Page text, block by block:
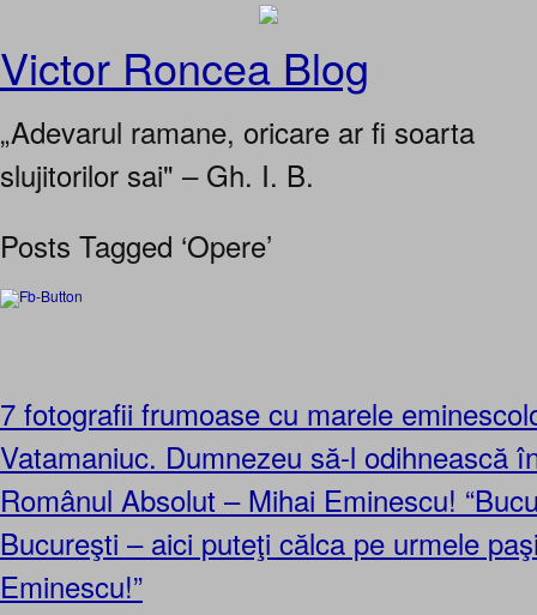
Victor Roncea Blog
„Adevarul ramane, oricare ar fi soarta
slujitorilor sai" – Gh. I. B.
Posts Tagged ‘Opere’
7 fotografii frumoase cu marele
Vatamaniuc. Dumnezeu să-l odihnească
Românul Absolut – Mihai Eminescu!
Bucureşti – aici puteţi călca pe urmele
Eminescu!”